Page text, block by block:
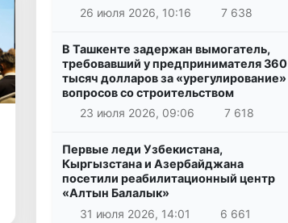
26 июля 2026, 10:16
7 638
В Ташкенте задержан вымогатель,
требовавший у предпринимателя 360
тысяч долларов за «урегулирование»
вопросов со строительством
23 июля 2026, 09:06
7 618
Первые леди Узбекистана,
Кыргызстана и Азербайджана
посетили реабилитационный центр
«Алтын Балалык»
31 июля 2026, 14:01
6 661